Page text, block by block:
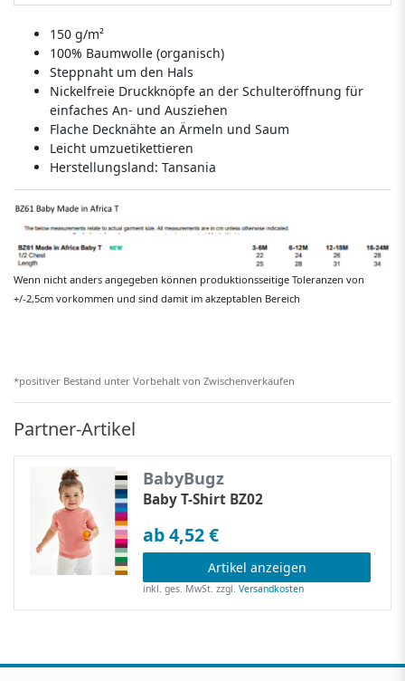
150 g/m²
100% Baumwolle (organisch)
Steppnaht um den Hals
Nickelfreie Druckknöpfe an der Schulteröffnung für
einfaches An- und Ausziehen
Flache Decknähte an Ärmeln und Saum
Leicht umzuetikettieren
Herstellungsland: Tansania
Wenn nicht anders angegeben können produktionsseitige Toleranzen von
+/-2,5cm vorkommen und sind damit im akzeptablen Bereich
*positiver Bestand unter Vorbehalt von Zwischenverkäufen
Partner-Artikel
BabyBugz
Baby T-Shirt BZ02
ab 4,52 €
Artikel anzeigen
inkl. ges. MwSt. zzgl.Versandkosten